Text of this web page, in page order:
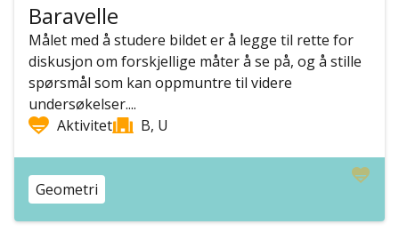
Baravelle
Målet med å studere bildet er å legge til rette for
diskusjon om forskjellige måter å se på, og å stille
spørsmål som kan oppmuntre til videre
undersøkelser....
Aktivitet
B, U
Geometri